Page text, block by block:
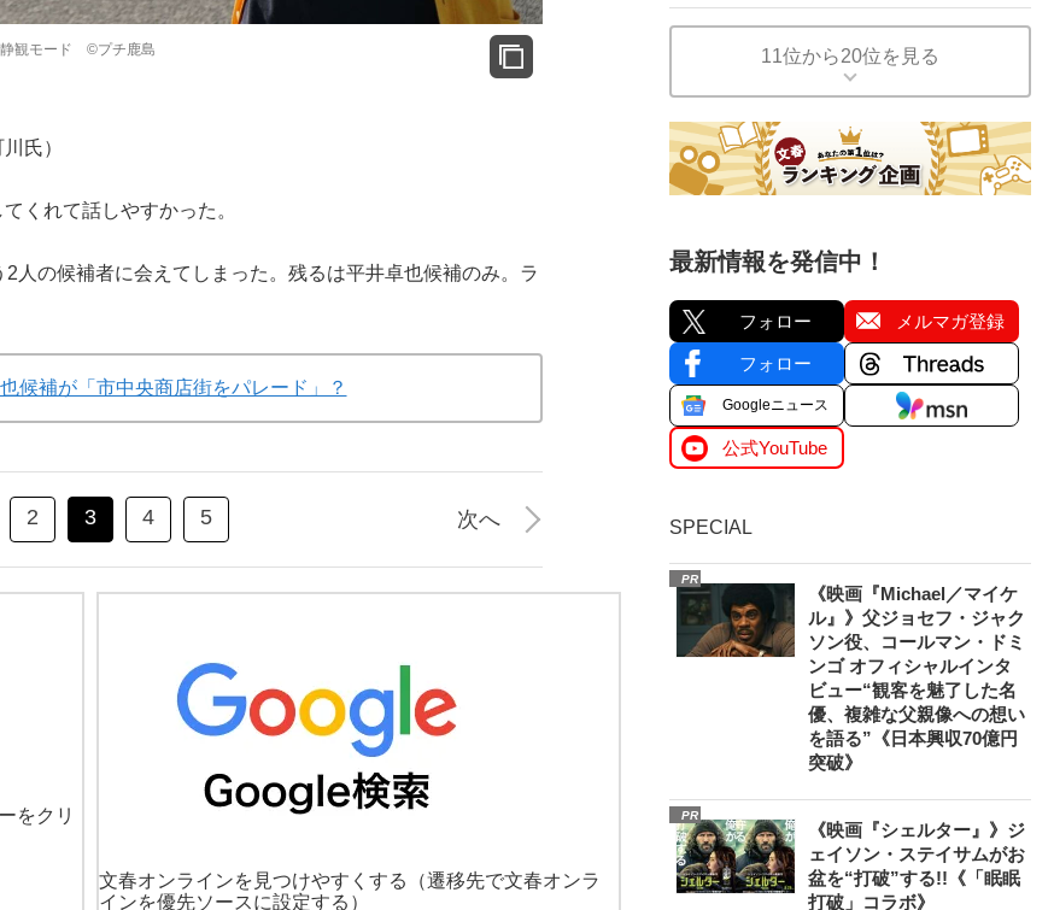
静観モード ©️プチ鹿島
氏）
くれて話しやすかった。
の候補者に会えてしまった。残るは平井卓也候補のみ。ラ
候補が「市中央商店街をパレード」？
2 3 4 5 次へ
をクリ
文春オンラインを見つけやすくする
（遷移先で文春オンラ
インを優先ソースに設定する）
11位から20位を見る
最新情報を発信中！
フォロー メルマガ登録
フォロー
Googleニュース
公式YouTube
SPECIAL
PR
《映画『Michael／マイケ
ル』》父ジョセフ・ジャク
ソン役、コールマン・ドミ
ンゴ オフィシャルインタ
ビュー“観客を魅了した名
優、複雑な父親像への想い
を語る”《日本興収70億円
突破》
PR
《映画『シェルター』》ジ
ェイソン・ステイサムがお
盆を“打破”する!!《「眠眠
打破」コラボ》